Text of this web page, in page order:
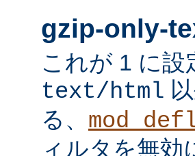
gzip-only-
これが 1 に
text/html
る、
ィルタを無効